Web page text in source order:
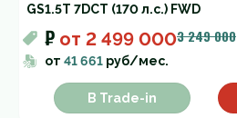
GS1.5T 7DCT (170 л.с.) FWD
₽ от 2 499 0003 249 000
от 41 661 руб/мес.
В Trade-in